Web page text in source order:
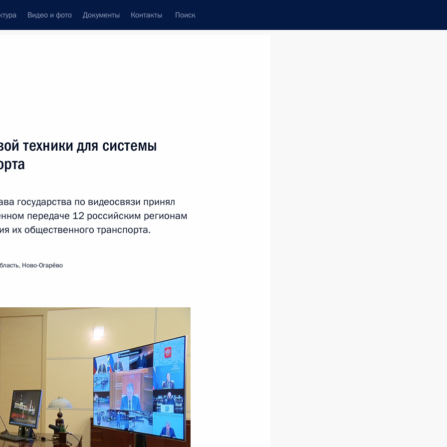
Видео и фото Документы Контакты Поиск
Безопасности
и открытие объектов
техники для системы
государства по видеосвязи принял
передаче 12 российским регионам
их общественного транспорта.
Ново-Огарёво